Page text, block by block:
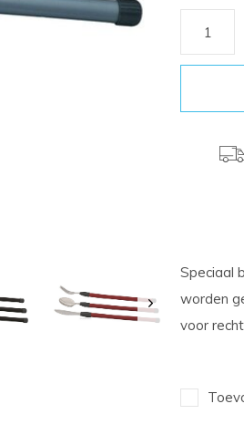
Speciaal
worden
voor